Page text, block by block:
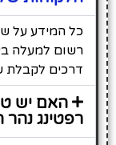
כל המידע על
רשום למעלה
דרכים לקבלת
האם יש
רפטינג נהר